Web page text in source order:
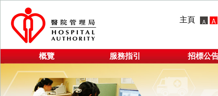
主頁
概覽 服務指引 招標公